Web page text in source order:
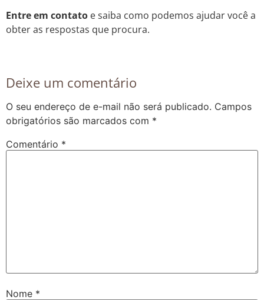
Entre em contato e saiba como podemos ajudar você a
obter as respostas que procura.
Deixe um comentário
O seu endereço de e-mail não será publicado. Campos
obrigatórios são marcados com *
Comentário *
Nome *